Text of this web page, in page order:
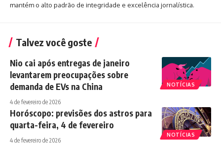
mantém o alto padrão de integridade e excelência jornalística.
Talvez você goste
NOTÍCIAS
Nio cai após entregas de janeiro
levantarem preocupações sobre
demanda de EVs na China
4 de fevereiro de 2026
NOTÍCIAS
Horóscopo: previsões dos astros para
quarta-feira, 4 de fevereiro
4 de fevereiro de 2026